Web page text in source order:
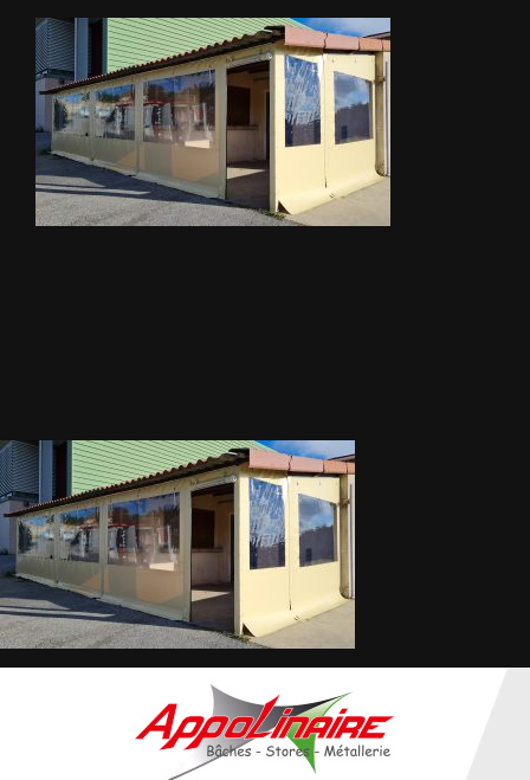
METALLERIE
ÉQUIPEMENTS AGRICOLES
CONTACT